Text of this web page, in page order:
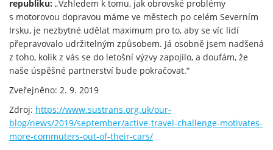
republiku: „Vzhledem k tomu, jak obrovské problémy
s motorovou dopravou máme ve městech po celém Severním
Irsku, je nezbytné udělat maximum pro to, aby se víc lidí
přepravovalo udržitelným způsobem. Já osobně jsem nadšená
z toho, kolik z vás se do letošní výzvy zapojilo, a doufám, že
naše úspěšné partnerství bude pokračovat.“
Zveřejněno: 2. 9. 2019
Zdroj: https://www.sustrans.org.uk/our-
blog/news/2019/september/active-travel-challenge-motivates-
more-commuters-out-of-their-cars/